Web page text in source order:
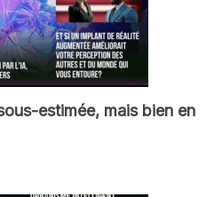
estimée, mais bien en